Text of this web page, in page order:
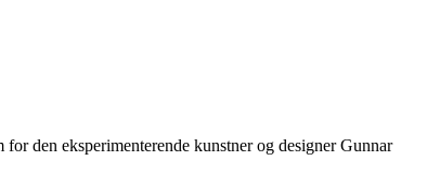
den eksperimenterende kunstner og designer Gunnar